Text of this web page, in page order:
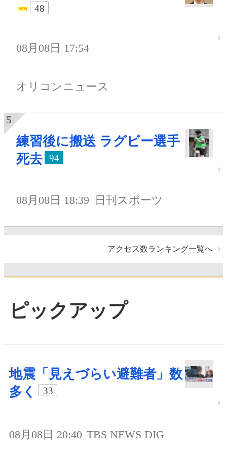
48
08月08日 17:54
オリコンニュース
練習後に搬送 ラグビー選手
死去
94
08月08日 18:39 日刊スポーツ
アクセス数ランキング一覧へ
ピックアップ
地震「見えづらい避難者」数
多く
33
08月08日 20:40 TBS NEWS DIG